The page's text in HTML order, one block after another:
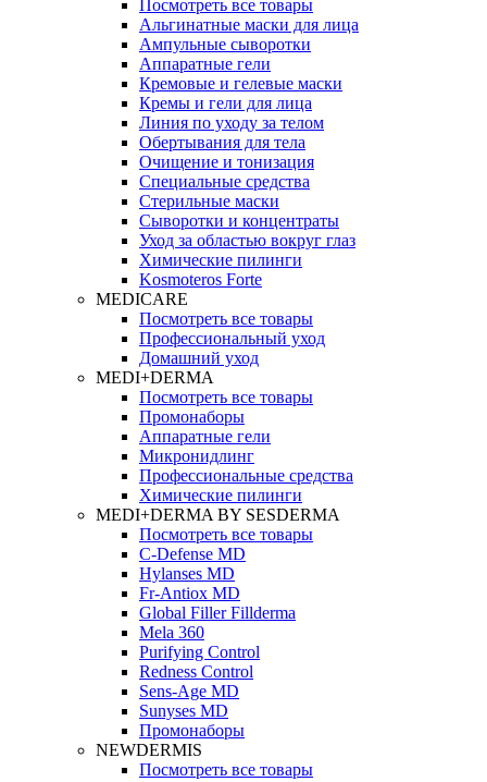
Посмотреть все товары
Альгинатные маски для лица
Ампульные сыворотки
Аппаратные гели
Кремовые и гелевые маски
Кремы и гели для лица
Линия по уходу за телом
Обертывания для тела
Очищение и тонизация
Специальные средства
Стерильные маски
Сыворотки и концентраты
Уход за областью вокруг глаз
Химические пилинги
Kosmoteros Forte
MEDICARE
Посмотреть все товары
Профессиональный уход
Домашний уход
MEDI+DERMA
Посмотреть все товары
Промонаборы
Аппаратные гели
Микронидлинг
Профессиональные средства
Химические пилинги
MEDI+DERMA BY SESDERMA
Посмотреть все товары
C-Defense MD
Hylanses MD
Fr‑Antiox MD
Global Filler Fillderma
Mela 360
Purifying Control
Redness Control
Sens-Age MD
Sunyses MD
Промонаборы
NEWDERMIS
Посмотреть все товары